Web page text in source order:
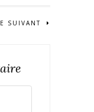
SUIVANT